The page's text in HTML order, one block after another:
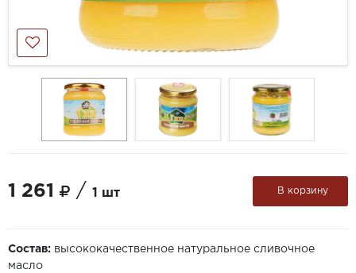
1 261 / 1 шт В корзину
Состав: высококачественное натуральное сливочное
масло